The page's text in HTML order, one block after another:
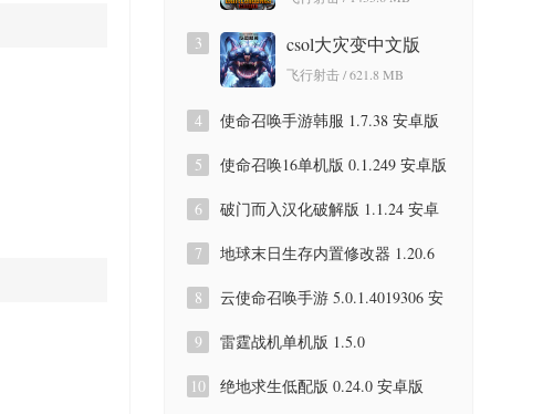
3
csol大灾变中文版
2023 安卓版
飞行射击 / 621.8 MB
4 使命召唤手游韩服 1.7.38 安卓版
5 使命召唤16单机版 0.1.249 安卓版
6
破门而入汉化破解版 1.1.24 安卓
7
地球末日生存内置修改器 1.20.6
8
云使命召唤手游 5.0.1.4019306 安
9
雷霆战机单机版 1.5.0
10 绝地求生低配版 0.24.0 安卓版